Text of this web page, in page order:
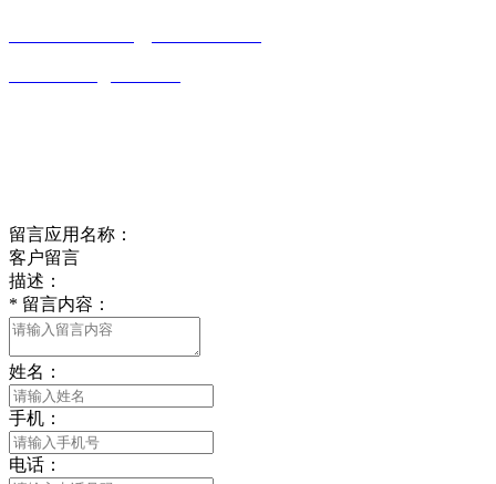
留言应用名称：
客户留言
描述：
* 留言内容：
姓名：
手机：
电话：